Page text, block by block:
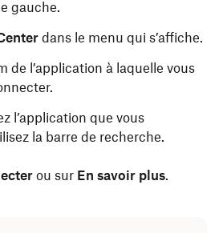
gauche.
dans le menu qui s’affiche.
de l’application à laquelle vous
l’application que vous
la barre de recherche.
ou sur En savoir plus.